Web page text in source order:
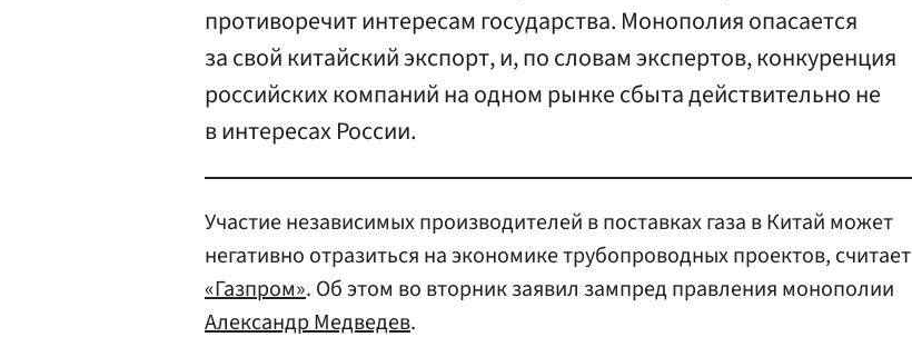
противоречит интересам государства. Монополия опасается
за свой китайский экспорт, и, по словам экспертов, конкуренция
российских компаний на одном рынке сбыта действительно не
в интересах России.
Участие независимых производителей в поставках газа в Китай может
негативно отразиться на экономике трубопроводных проектов, считает
«Газпром». Об этом во вторник заявил зампред правления монополии
Александр Медведев.